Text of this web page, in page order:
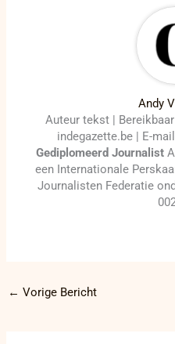
Andy
Auteur tekst |
indegazette.be | E-
Gediplomeerd Journalist
een Internationale
Journalisten Federatie
← Vorige Bericht